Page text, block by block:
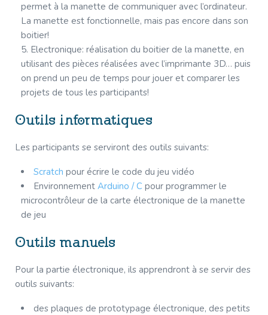
permet à la manette de communiquer avec l’ordinateur.
La manette est fonctionnelle, mais pas encore dans son
boitier!
Electronique: réalisation du boitier de la manette, en
utilisant des pièces réalisées avec l’imprimante 3D… puis
on prend un peu de temps pour jouer et comparer les
projets de tous les participants!
Outils informatiques
Les participants se serviront des outils suivants:
Scratch pour écrire le code du jeu vidéo
Environnement Arduino / C pour programmer le
microcontrôleur de la carte électronique de la manette
de jeu
Outils manuels
Pour la partie électronique, ils apprendront à se servir des
outils suivants:
des plaques de prototypage électronique, des petits